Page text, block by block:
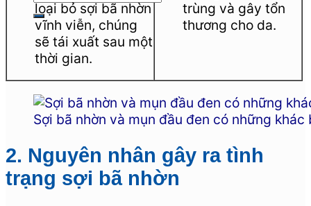
loại bỏ sợi bã nhờn
vĩnh viễn, chúng
sẽ tái xuất sau một
thời gian.
trùng và gây tổn
thương cho da.
Sợi bã nhờn và mụn đầu đen có những
2. Nguyên nhân gây ra tình
trạng sợi bã nhờn